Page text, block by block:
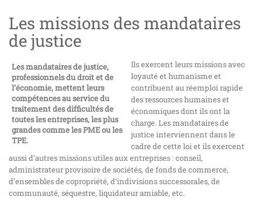
Les missions des mandataires
de justice
Les mandataires de justice,
professionnels du droit et de
l’économie, mettent leurs
compétences au service du
traitement des difficultés de
toutes les entreprises, les plus
grandes comme les PME ou les
TPE.
Ils exercent leurs missions avec
loyauté et humanisme et
contribuent au réemploi rapide
des ressources humaines et
économiques dont ils ont la
charge. Les mandataires de
justice interviennent dans le
cadre de cette loi et ils exercent
aussi d’autres missions utiles aux entreprises : conseil,
administrateur provisoire de sociétés, de fonds de commerce,
d’ensembles de copropriété, d’indivisions successorales, de
communauté, séquestre, liquidateur amiable, etc.